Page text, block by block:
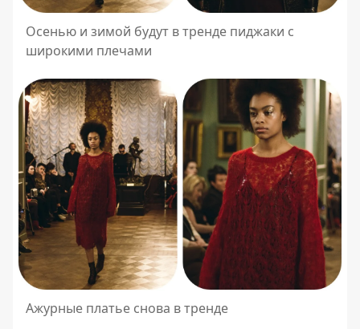
Осенью и зимой будут в тренде пиджаки с
широкими плечами
Ажурные платье снова в тренде